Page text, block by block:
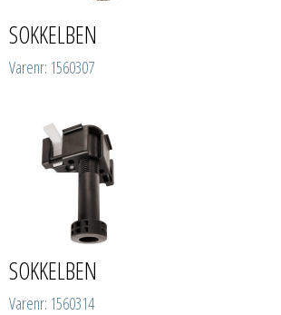
SOKKELBEN
Varenr: 1560307
SOKKELBEN
Varenr: 1560314